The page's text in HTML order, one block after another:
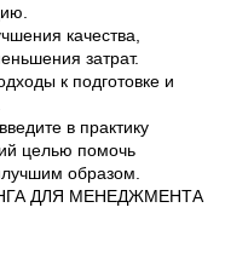
качества,
затрат.
к подготовке и
в практику
целью помочь
образом.
ДЛЯ МЕНЕДЖМЕНТА